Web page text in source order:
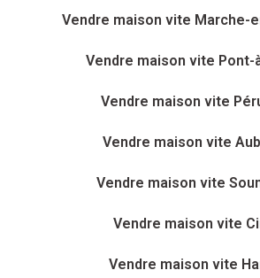
Vendre maison vite Marche-
Vendre maison vite Pont-
Vendre maison vite
Vendre maison vite
Vendre maison vite
Vendre maison vite
Vendre maison vite